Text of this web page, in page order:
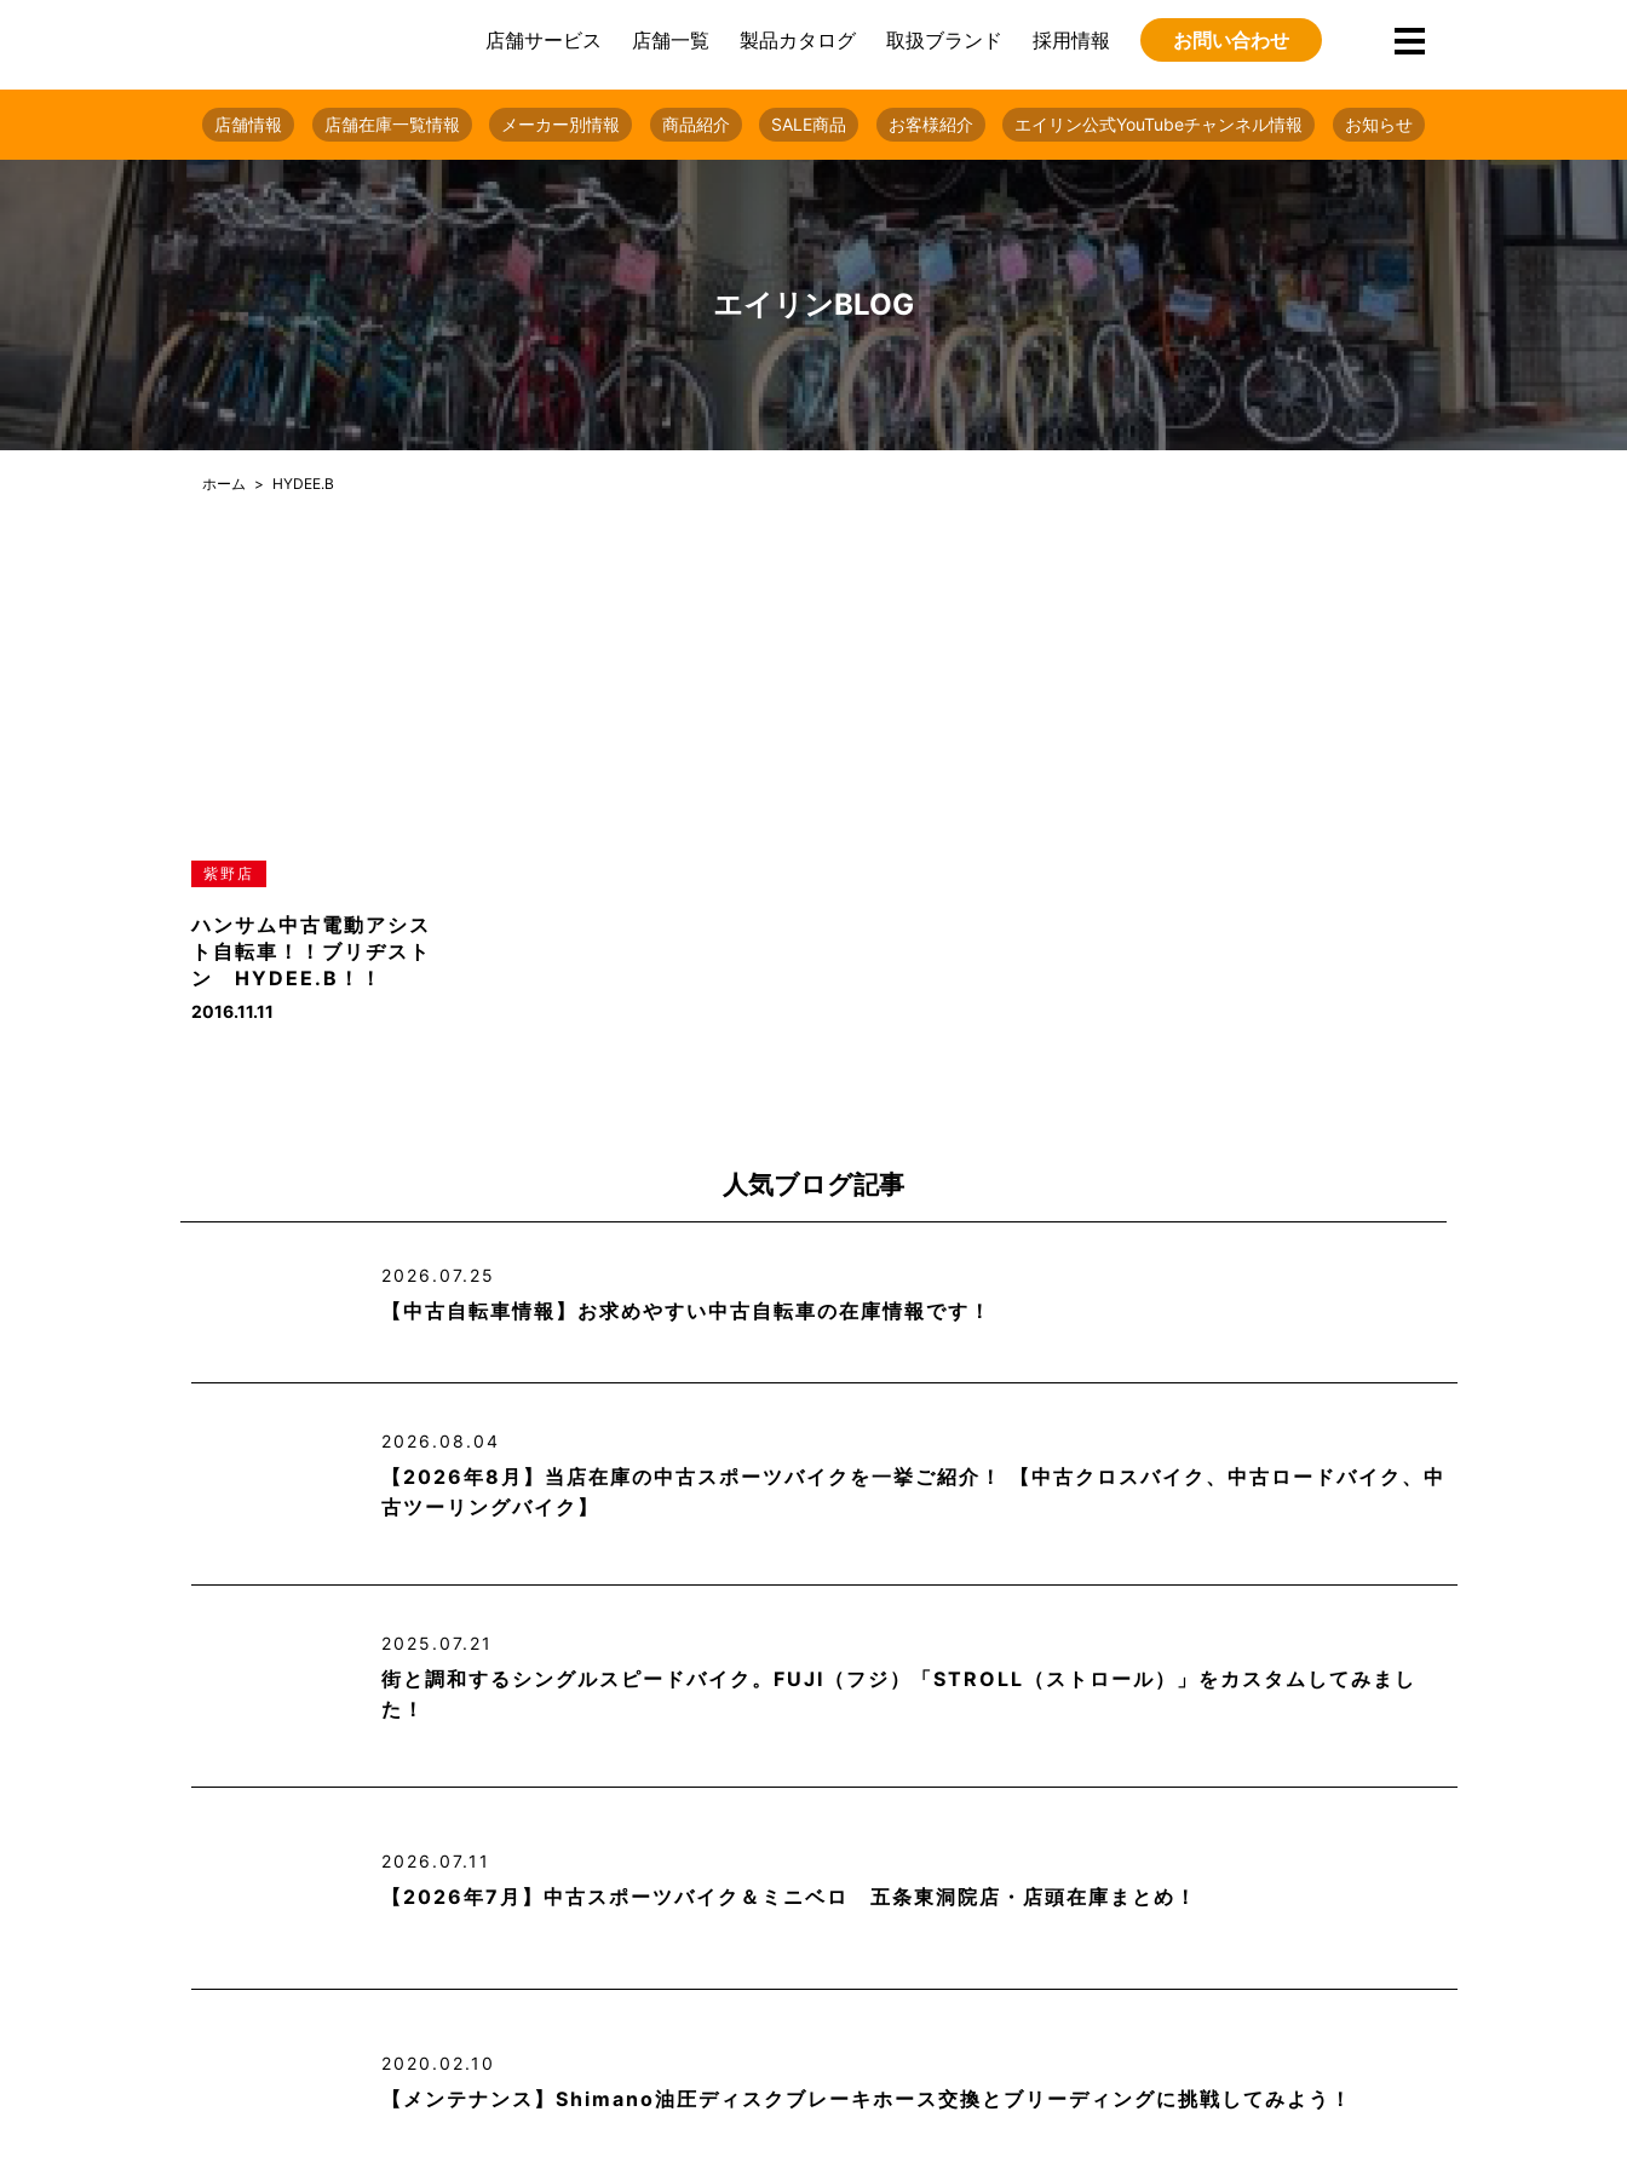
店舗サービス 店舗一覧 製品カタログ 取扱ブランド 採用情報 お問い合わせ
店舗情報 店舗在庫一覧情報 メーカー別情報 商品紹介 SALE商品 お客様紹介 エイリン公式YouTubeチャンネル情報 お知らせ
エイリンBLOG
ホーム HYDEE.B
紫野店
ハンサム中古電動アシス
ト自転車！！ブリヂスト
ン HYDEE.B！！
2016.11.11
人気ブログ記事
2026.07.25
【中古自転車情報】お求めやすい中古自転車の在庫情報です！
2026.08.04
【2026年8月】当店在庫の中古スポーツバイクを一挙ご紹介！ 【中古クロスバイク、中古ロードバイク、中
古ツーリングバイク】
2025.07.21
街と調和するシングルスピードバイク。FUJI（フジ）「STROLL（ストロール）」をカスタムしてみまし
た！
2026.07.11
【2026年7月】中古スポーツバイク＆ミニベロ 五条東洞院店・店頭在庫まとめ！
2020.02.10
【メンテナンス】Shimano油圧ディスクブレーキホース交換とブリーディングに挑戦してみよう！